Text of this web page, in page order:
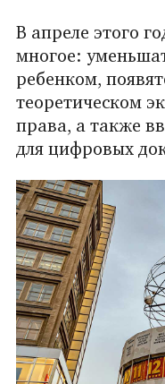
В апреле этого
многое:
ребенком,
теоретическом
права, а также
для цифровых